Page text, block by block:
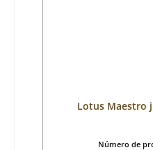
Lotus Maestro
Número de